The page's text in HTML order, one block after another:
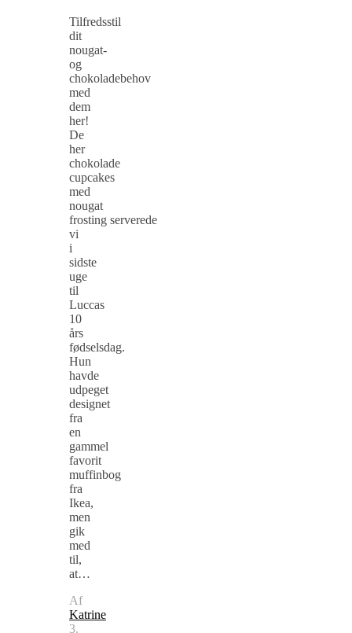
Tilfredsstil
dit
nougat-
og
chokoladebehov
med
dem
her!
De
her
chokolade
cupcakes
med
nougat
frosting serverede
vi
i
sidste
uge
til
Luccas
10
års
fødselsdag.
Hun
havde
udpeget
designet
fra
en
gammel
favorit
muffinbog
fra
Ikea,
men
gik
med
til,
at…
Af
Katrine
3.